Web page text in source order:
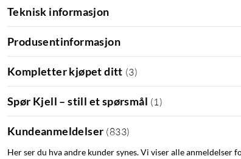
Teknisk informasjon
Produsentinformasjon
Kompletter kjøpet ditt (3)
Spør Kjell – still et spørsmål (1 )
Kundeanmeldelser (833)
Her ser du hva andre kunder synes. Vi viser alle